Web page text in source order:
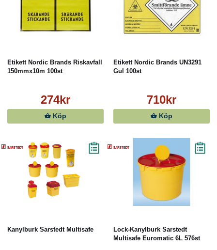
Etikett Nordic Brands Riskavfall
150mmx10m 100st
274kr
Köp
Etikett Nordic Brands UN3291
Gul 100st
710kr
Köp
Kanylburk Sarstedt Multisafe
Lock-Kanylburk Sarstedt
Multisafe Euromatic 6L 576st